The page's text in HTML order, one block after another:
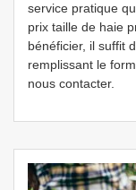
service pratique
prix taille de haie
bénéficier, il suffit
remplissant le
nous contacter.